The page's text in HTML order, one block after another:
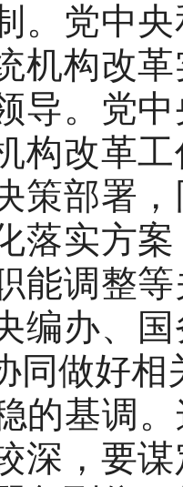
。党中
机构改
导。党
构改革
策部署
落实方
能调整
编办、
同做好相
的基调
深，要